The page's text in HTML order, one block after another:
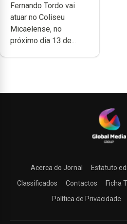
Micaelense
Fernando Tordo vai
atuar no Coliseu
Micaelense, no
próximo dia 13 de...
Acerca do Jornal Estatuto
Classificados
Contactos Ficha
Política de Privacidade